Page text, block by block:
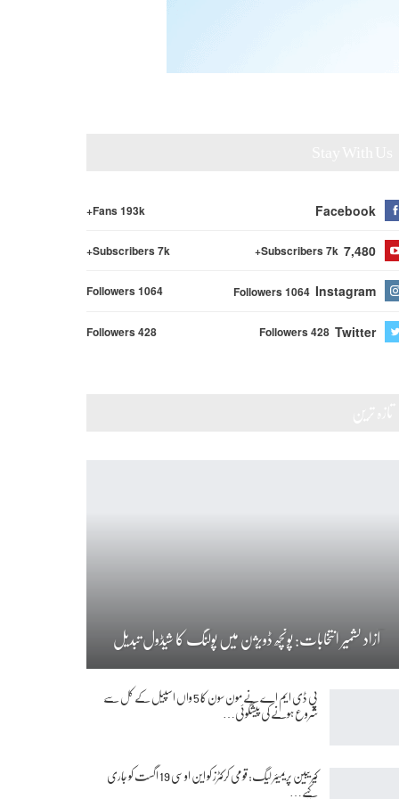
Facebook
Fans 193k+
7,480
Subscribers 7k+
Subscribers 7k+
Instagram
Followers 1064
Followers 1064
Twitter
Followers 428
Followers 428
آزاد کشمیر انتخابات: پونچھ ڈویژن میں پولنگ کا شیڈول تبدیل
پی ڈی ایم اے نے مون سون کا 5 واں اسپیل کے کل سے
شروع ہونے کی پیشگوئی…
کیریبین پریمیئر لیگ: قومی کرکٹرز کو این او سی 19 اگست کو جاری
کیے…